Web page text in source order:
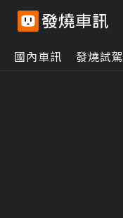
國內車訊 發燒試駕